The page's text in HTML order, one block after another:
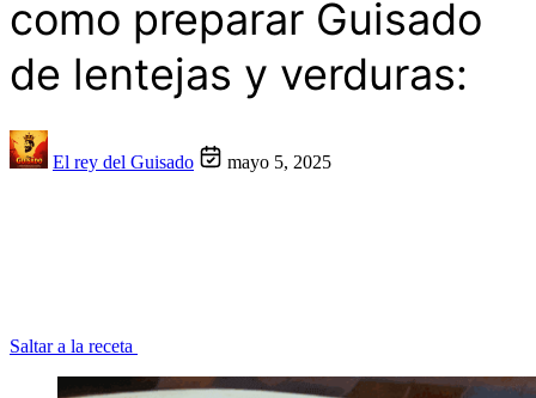
como preparar Guisado
de lentejas y verduras:
El rey del Guisado mayo 5, 2025
Saltar a la receta